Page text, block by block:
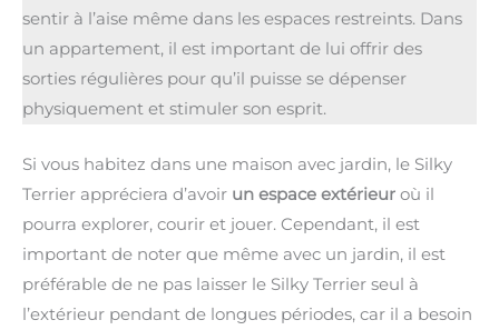
sentir à l’aise même dans les espaces restreints. Dans
un appartement, il est important de lui offrir des
sorties régulières pour qu’il puisse se dépenser
physiquement et stimuler son esprit.
Si vous habitez dans une maison avec jardin, le Silky
Terrier appréciera d’avoir un espace extérieur où il
pourra explorer, courir et jouer. Cependant, il est
important de noter que même avec un jardin, il est
préférable de ne pas laisser le Silky Terrier seul à
l’extérieur pendant de longues périodes, car il a besoin